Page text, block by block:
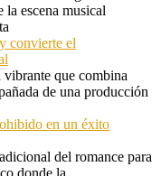
la escena musical
convierte el
vibrante que combina
de una producción
en un éxito
del romance para
donde la